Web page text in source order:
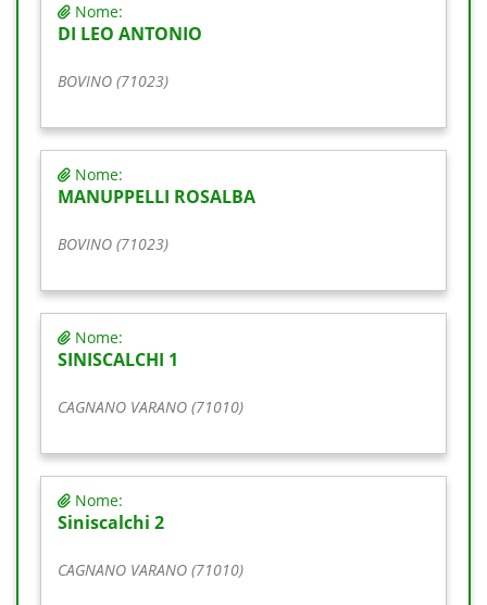
Nome:
DI LEO ANTONIO
BOVINO (71023)
Nome:
MANUPPELLI ROSALBA
BOVINO (71023)
Nome:
SINISCALCHI 1
CAGNANO VARANO (71010)
Nome:
Siniscalchi 2
CAGNANO VARANO (71010)